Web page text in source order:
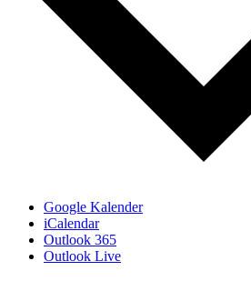
Google Kalender
iCalendar
Outlook 365
Outlook Live